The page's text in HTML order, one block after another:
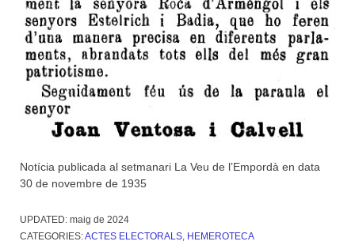
Notícia publicada al setmanari La Veu de l’Empordà en data
30 de novembre de 1935
UPDATED: maig de 2024
CATEGORIES:ACTES ELECTORALS, HEMEROTECA